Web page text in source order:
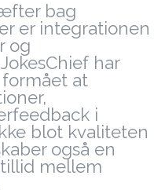
bag
er integrationen
og
har
at
i
blot kvaliteten
også en
mellem